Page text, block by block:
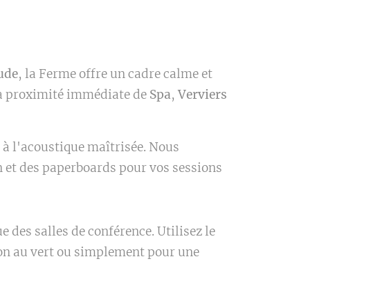
, la Ferme offre un cadre calme et
proximité immédiate de Spa,Verviers
l'acoustique maîtrisée. Nous
des paperboards pour vos sessions
des salles de conférence. Utilisez le
au vert ou simplement pour une